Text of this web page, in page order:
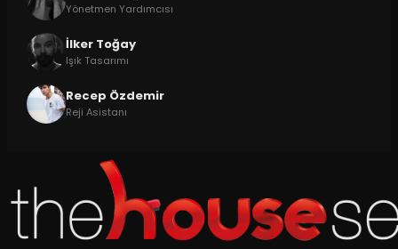
Yönetmen Yardımcısı
İlker Toğay
Işık Tasarımı
Recep Özdemir
Reji Asistanı